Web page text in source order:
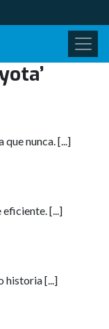
que nunca. [...]
[...]
historia [...]